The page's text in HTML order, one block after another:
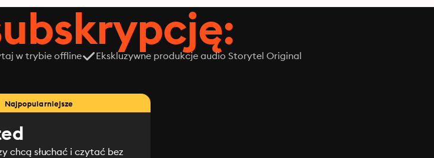
w trybie offline
Ekskluzywne produkcje audio Storytel Original
Najpopularniejsze
chcą słuchać i czytać bez